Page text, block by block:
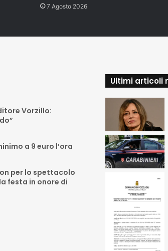
7 Agosto 2026
Vorzillo:
a 9 euro l’ora
per lo spettacolo
festa in onore di
Ultimi articoli